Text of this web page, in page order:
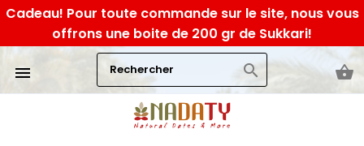
Cadeau! Pour toute commande sur le site, nous vous
offrons une boite de 200 gr de Sukkari!
 shopping_basket
search